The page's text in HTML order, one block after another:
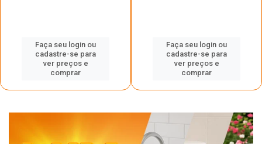
Faça seu login ou
cadastre-se para
ver preços e
comprar
Faça seu login ou
cadastre-se para
ver preços e
comprar